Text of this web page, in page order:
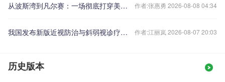
从波斯湾到凡尔赛：一场彻底打穿美国底牌的战争 作者:张惠勇 2026-08-08 04:34
我国发布新版近视防治与斜弱视诊疗指南 作者:江丽岚 2026-08-07 20:03
历史版本